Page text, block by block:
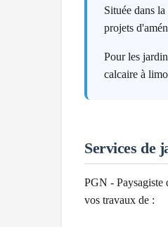
Située dans
projets
Pour les
calcaire à
Services de
PGN - Paysagiste
vos travaux de :